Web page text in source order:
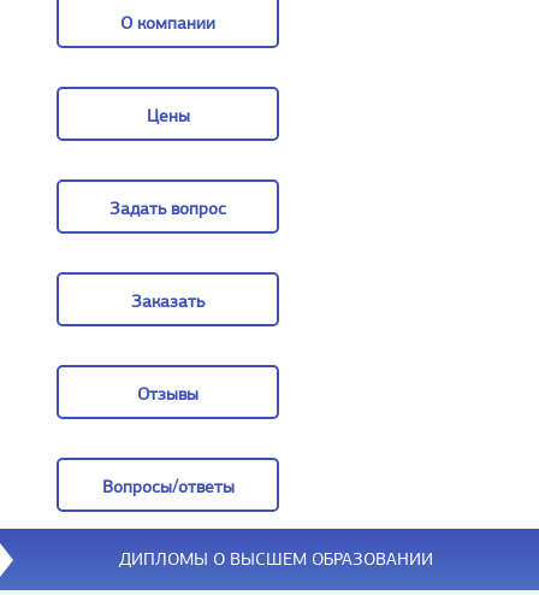
О компании
Цены
Задать вопрос
Заказать
Отзывы
Вопросы/ответы
Вопросы/ответы
ДИПЛОМЫ О ВЫСШЕМ ОБРАЗОВАНИИ